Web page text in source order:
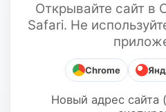
Открывайте сайт в
Safari. Не
Chrome
Новый адрес сайта